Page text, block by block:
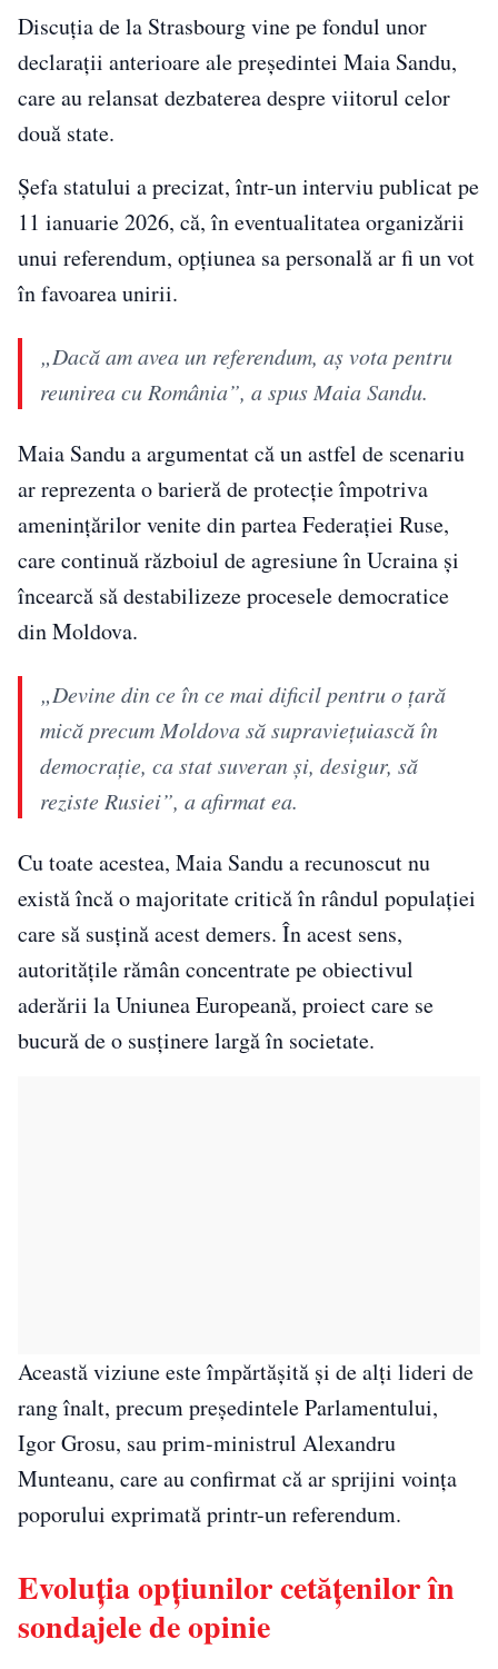
Discuția de la Strasbourg vine pe fondul unor
declarații anterioare ale președintei Maia Sandu,
care au relansat dezbaterea despre viitorul celor
două state.
Șefa statului a precizat, într-un interviu publicat pe
11 ianuarie 2026, că, în eventualitatea organizării
unui referendum, opțiunea sa personală ar fi un vot
în favoarea unirii.
„Dacă am avea un referendum, aş vota pentru
reunirea cu România”, a spus Maia Sandu.
Maia Sandu a argumentat că un astfel de scenariu
ar reprezenta o barieră de protecție împotriva
amenințărilor venite din partea Federației Ruse,
care continuă războiul de agresiune în Ucraina și
încearcă să destabilizeze procesele democratice
din Moldova.
„Devine din ce în ce mai dificil pentru o țară
mică precum Moldova să supraviețuiască în
democrație, ca stat suveran și, desigur, să
reziste Rusiei”, a afirmat ea.
Cu toate acestea, Maia Sandu a recunoscut nu
există încă o majoritate critică în rândul populației
care să susțină acest demers. În acest sens,
autoritățile rămân concentrate pe obiectivul
aderării la Uniunea Europeană, proiect care se
bucură de o susținere largă în societate.
Această viziune este împărtășită și de alți lideri de
rang înalt, precum președintele Parlamentului,
Igor Grosu, sau prim-ministrul Alexandru
Munteanu, care au confirmat că ar sprijini voința
poporului exprimată printr-un referendum.
Evoluția opțiunilor cetățenilor în
sondajele de opinie